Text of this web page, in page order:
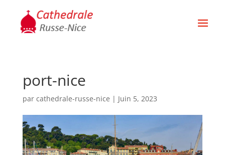
port-nice
par cathedrale-russe-nice | Juin 5, 2023